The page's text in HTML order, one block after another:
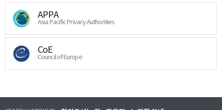
APPA
Asia Pacific Privacy Authorities
CoE
Council of Europe